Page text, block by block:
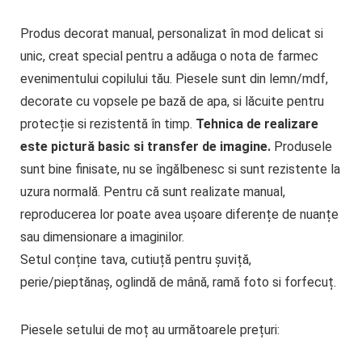
Produs decorat manual, personalizat în mod delicat si
unic, creat special pentru a adăuga o nota de farmec
evenimentului copilului tău. Piesele sunt din lemn/mdf,
decorate cu vopsele pe bază de apa, si lăcuite pentru
protecție si rezistentă în timp. Tehnica de realizare
este pictură basic si transfer de imagine.Produsele
sunt bine finisate, nu se îngălbenesc si sunt rezistente la
uzura normală. Pentru că sunt realizate manual,
reproducerea lor poate avea ușoare diferențe de nuanțe
sau dimensionare a imaginilor.
Setul conține tava, cutiuță pentru șuviță,
perie/pieptănaș, oglindă de mână, ramă foto si forfecuț.
Piesele setului de moț au următoarele prețuri: